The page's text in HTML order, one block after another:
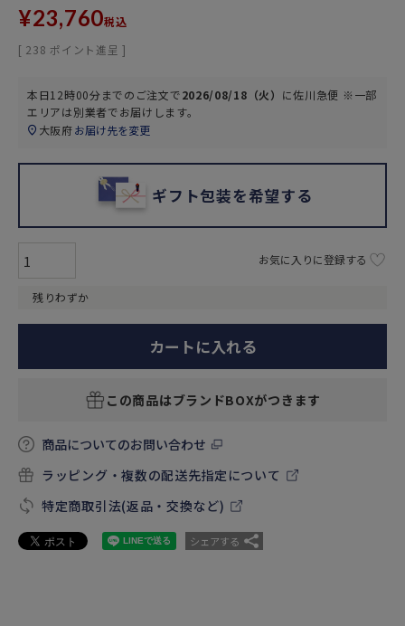
¥23,760税込
[ 238 ポイント進呈 ]
本日12時00分までのご注文で2026/08/18（火） に佐川急便 ※一部
エリアは別業者でお届けします。
大阪府お届け先を変更
ギフト包装を希望する
残りわずか
お気に入りに登録する
カートに入れる
この商品はブランドBOXがつきます
商品についてのお問い合わせ
ラッピング・複数の配送先指定について
特定商取引法(返品・交換など)
シェアする